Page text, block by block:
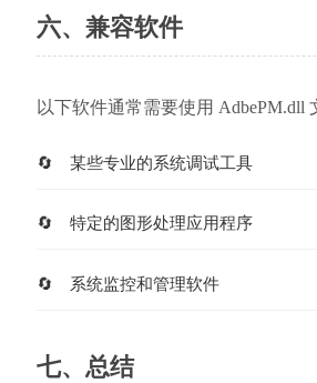
六、兼容软件
以下软件通常需要使用 AdbePM.dll
某些专业的系统调试工具
特定的图形处理应用程序
系统监控和管理软件
七、总结